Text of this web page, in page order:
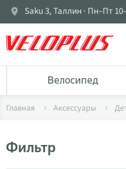
Saku 3, Таллин · Пн–Пт
Bелосипед
Главная Аксессуары
Фильтр